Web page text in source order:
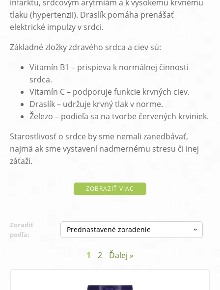
infarktu, srdcovým arytmiám a k vysokému krvnému
tlaku (hypertenzii). Draslík pomáha prenášať
elektrické impulzy v srdci.
Základné zložky zdravého srdca a ciev sú:
Vitamín B1 – prispieva k normálnej činnosti
srdca.
Vitamín C – podporuje funkcie krvných ciev.
Draslík – udržuje krvný tlak v norme.
Železo – podieľa sa na tvorbe červených krviniek.
Starostlivosť o srdce by sme nemali zanedbávať,
najmä ak sme vystavení nadmernému stresu či inej
záťaži.
ZOBRAZIŤ VIAC
Zoradiť
podľa:
1 2 Ďalej »